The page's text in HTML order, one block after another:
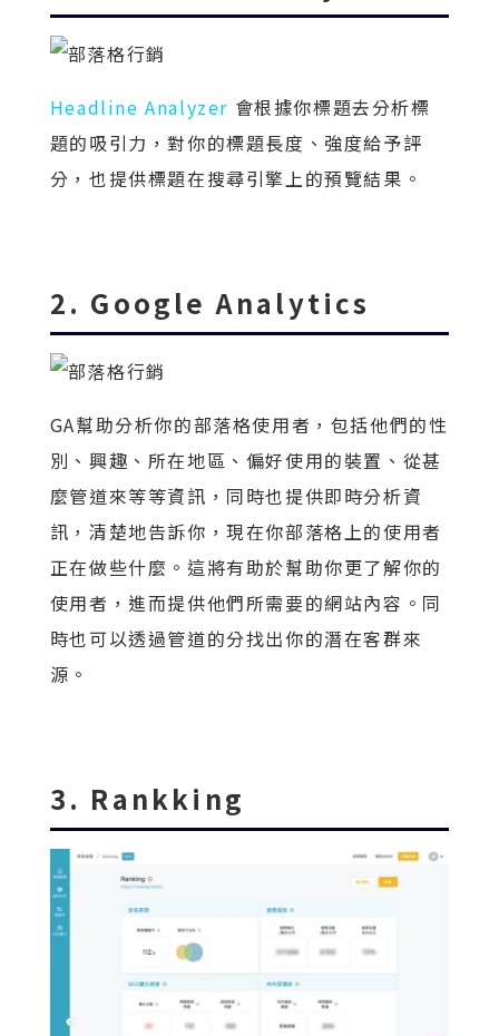
Headline Analyzer 會根據你標題去分析標
題的吸引力，對你的標題長度、強度給予評
分，也提供標題在搜尋引擎上的預覽結果。
2. Google Analytics
GA幫助分析你的部落格使用者，包括他們的性
別、興趣、所在地區、偏好使用的裝置、從甚
麼管道來等等資訊，同時也提供即時分析資
訊，清楚地告訴你，現在你部落格上的使用者
正在做些什麼。這將有助於幫助你更了解你的
使用者，進而提供他們所需要的網站內容。同
時也可以透過管道的分找出你的潛在客群來
源。
3. Rankking